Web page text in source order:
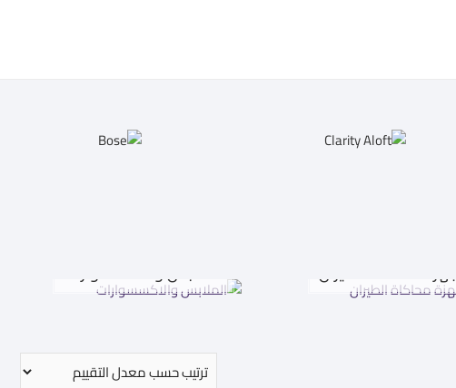
الملابس والاكسسوارات اجهزة محاكاة الطيران